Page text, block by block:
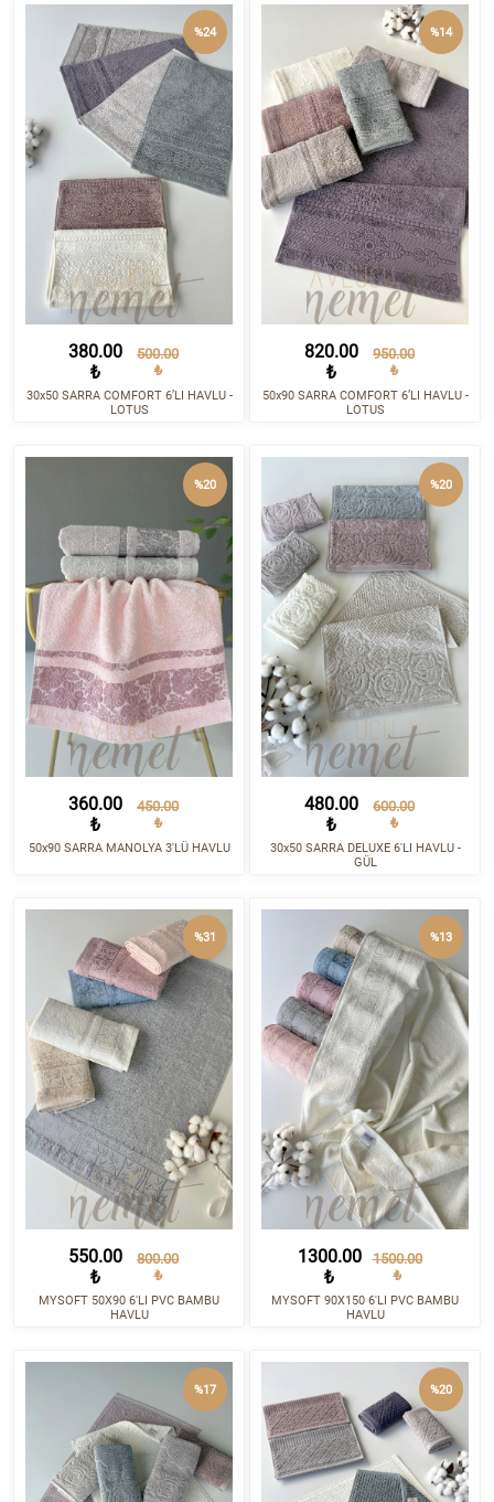
380.00
₺
500.00
₺
30x50 SARRA COMFORT 6’LI HAVLU -
LOTUS
%24
820.00
₺
950.00
₺
50x90 SARRA COMFORT 6’LI HAVLU -
LOTUS
%14
360.00
₺
450.00
₺
50x90 SARRA MANOLYA 3'LÜ HAVLU
%20
480.00
₺
600.00
₺
30x50 SARRA DELUXE 6'LI HAVLU -
GÜL
%20
550.00
₺
800.00
₺
MYSOFT 50X90 6'LI PVC BAMBU
HAVLU
%31
1300.00
₺
1500.00
₺
MYSOFT 90X150 6'LI PVC BAMBU
HAVLU
%13
%17 %20